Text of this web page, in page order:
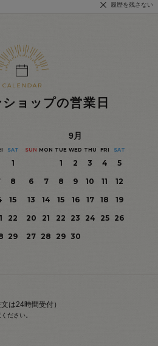
履歴を残さない
ョップの営業日
SAT
1
8
15
22
29
9月
SUN MON TUE WED THU FRI SAT
1 2 3 4
5
6
7 8 9 10 11
12
13
14 15 16 17 18
19
20
21 22 23 24 25
26
27 28 29 30
は24時間受付）
ださい。